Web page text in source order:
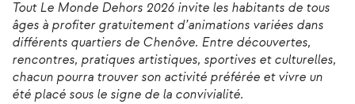
Tout Le Monde Dehors 2026 invite les habitants de tous
âges à profiter gratuitement d’animations variées dans
différents quartiers de Chenôve. Entre découvertes,
rencontres, pratiques artistiques, sportives et culturelles,
chacun pourra trouver son activité préférée et vivre un
été placé sous le signe de la convivialité.